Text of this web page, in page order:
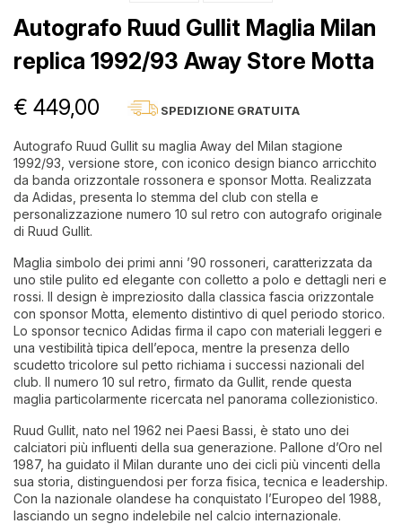
Autografo Ruud Gullit Maglia Milan
replica 1992/93 Away Store Motta
€ 449,00 SPEDIZIONE GRATUITA
Autografo Ruud Gullit su maglia Away del Milan stagione
1992/93, versione store, con iconico design bianco arricchito
da banda orizzontale rossonera e sponsor Motta. Realizzata
da Adidas, presenta lo stemma del club con stella e
personalizzazione numero 10 sul retro con autografo originale
di Ruud Gullit.
Maglia simbolo dei primi anni ’90 rossoneri, caratterizzata da
uno stile pulito ed elegante con colletto a polo e dettagli neri e
rossi. Il design è impreziosito dalla classica fascia orizzontale
con sponsor Motta, elemento distintivo di quel periodo storico.
Lo sponsor tecnico Adidas firma il capo con materiali leggeri e
una vestibilità tipica dell’epoca, mentre la presenza dello
scudetto tricolore sul petto richiama i successi nazionali del
club. Il numero 10 sul retro, firmato da Gullit, rende questa
maglia particolarmente ricercata nel panorama collezionistico.
Ruud Gullit, nato nel 1962 nei Paesi Bassi, è stato uno dei
calciatori più influenti della sua generazione. Pallone d’Oro nel
1987, ha guidato il Milan durante uno dei cicli più vincenti della
sua storia, distinguendosi per forza fisica, tecnica e leadership.
Con la nazionale olandese ha conquistato l’Europeo del 1988,
lasciando un segno indelebile nel calcio internazionale.